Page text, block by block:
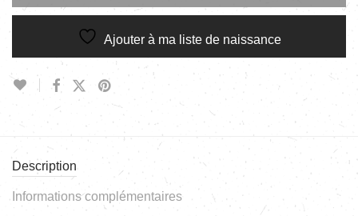
Ajouter à ma liste de naissance
Description
Informations complémentaires